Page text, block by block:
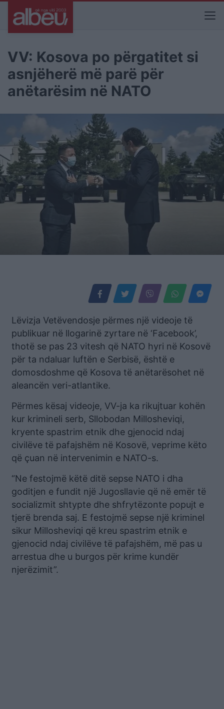
VV: Kosova po përgatitet si
asnjëherë më parë për
anëtarësim në NATO
Lëvizja Vetëvendosje përmes një videoje të
publikuar në llogarinë zyrtare në ‘Facebook’,
thotë se pas 23 vitesh që NATO hyri në Kosovë
për ta ndaluar luftën e Serbisë, është e
domosdoshme që Kosova të anëtarësohet në
aleancën veri-atlantike.
Përmes kësaj videoje, VV-ja ka rikujtuar kohën
kur krimineli serb, Sllobodan Millosheviqi,
kryente spastrim etnik dhe gjenocid ndaj
civilëve të pafajshëm në Kosovë, veprime këto
që çuan në intervenimin e NATO-s.
“Ne festojmë këtë ditë sepse NATO i dha
goditjen e fundit një Jugosllavie që në emër të
socializmit shtypte dhe shfrytëzonte popujt e
tjerë brenda saj. E festojmë sepse një kriminel
sikur Millosheviqi që kreu spastrim etnik e
gjenocid ndaj civilëve të pafajshëm, më pas u
arrestua dhe u burgos për krime kundër
njerëzimit”.